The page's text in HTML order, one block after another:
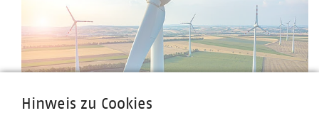
Hinweis zu Cookies